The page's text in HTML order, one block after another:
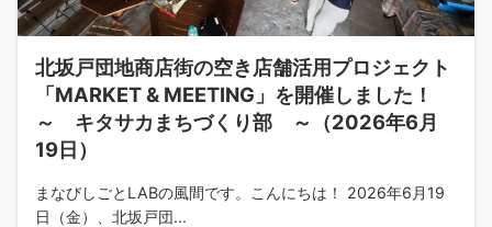
北坂戸団地商店街の空き店舗活用プロジェクト
「MARKET & MEETING」を開催しました！
～ キタサカまちづくり部 ～（2026年6月
19日）
まなびしごとLABの風間です。こんにちは！ 2026年6月19
日（金）、北坂戸団...